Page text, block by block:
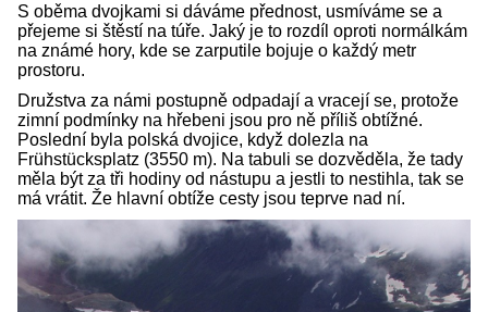
S oběma dvojkami si dáváme přednost, usmíváme se a
přejeme si štěstí na túře. Jaký je to rozdíl oproti normálkám
na známé hory, kde se zarputile bojuje o každý metr
prostoru.
Družstva za námi postupně odpadají a vracejí se, protože
zimní podmínky na hřebeni jsou pro ně příliš obtížné.
Poslední byla polská dvojice, když dolezla na
Frühstücksplatz (3550 m). Na tabuli se dozvěděla, že tady
měla být za tři hodiny od nástupu a jestli to nestihla, tak se
má vrátit. Že hlavní obtíže cesty jsou teprve nad ní.